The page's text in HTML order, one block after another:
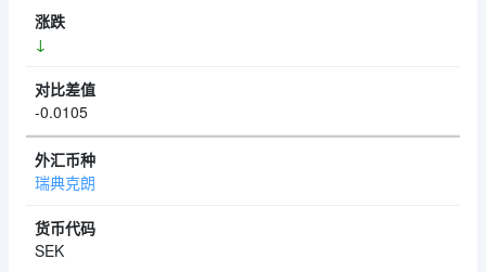
↓
-0.0105
瑞典克朗
SEK